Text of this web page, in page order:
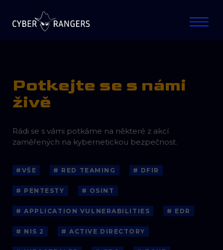
Potkejte se s námi
živě
Rádi se s vámi potkáme na některé z akcí
zaměřených na kybernetickou bezpečnost.
#VŠE # RED TEAMING # DFIR
# PENTESTY # OSINT
# APPLICATION VULNERABILITIES # EDR
# NIS 2 # ACTIVE DIRECTORY